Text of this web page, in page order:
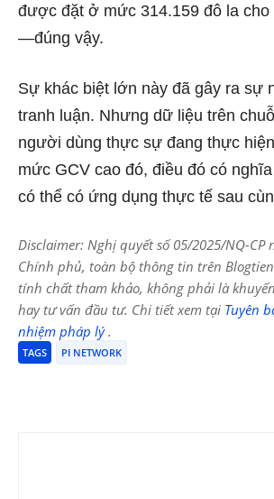
được đặt ở mức 314.159 đô la cho
—đúng vậy.
Sự khác biệt lớn này đã gây ra sự
tranh luận. Nhưng dữ liệu trên
người dùng thực sự đang thực
mức GCV cao đó, điều đó có
có thể có ứng dụng thực tế sau
Disclaimer: Nghị quyết số 05/2025/NQ-CP
Chính phủ, toàn bộ thông tin trên
tính chất tham khảo, không phải là
hay tư vấn đầu tư. Chi tiết xem tại Tuyên
nhiệm pháp lý.
TAGS PI NETWORK